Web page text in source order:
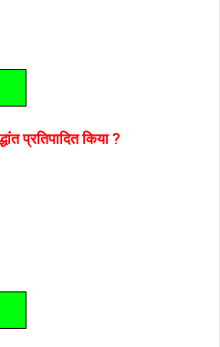
प्रतिपादित किया ?